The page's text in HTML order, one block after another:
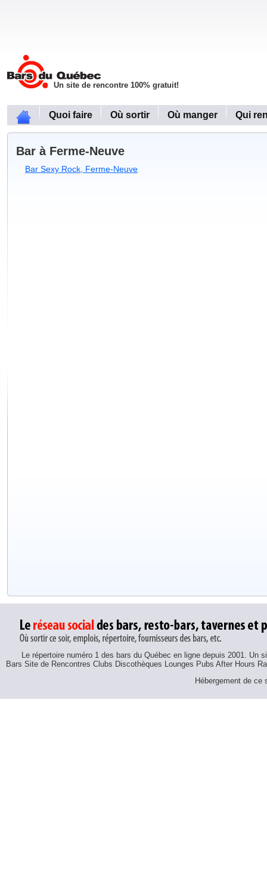
Un site de rencontre 100% gratuit!
Quoi faire Où sortir Où manger Qui
Bar à Ferme-Neuve
Bar Sexy Rock, Ferme-Neuve
Le répertoire numéro 1 des bars du Québec en ligne depuis 2001.
Bars Site de Rencontres Clubs Discothèques Lounges Pubs After Hours
Hébergement de ce